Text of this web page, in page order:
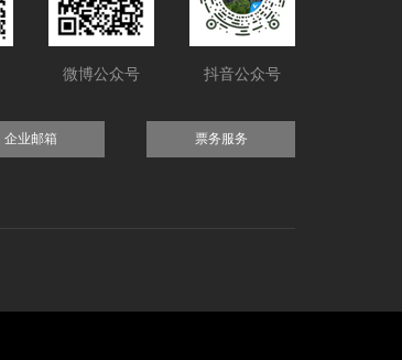
微博公众号 抖音公众号
企业邮箱 票务服务